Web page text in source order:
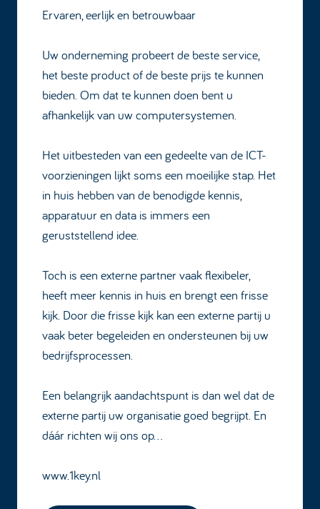
Ervaren, eerlijk en betrouwbaar
Uw onderneming probeert de beste service,
het beste product of de beste prijs te kunnen
bieden. Om dat te kunnen doen bent u
afhankelijk van uw computersystemen.
Het uitbesteden van een gedeelte van de ICT-
voorzieningen lijkt soms een moeilijke stap. Het
in huis hebben van de benodigde kennis,
apparatuur en data is immers een
geruststellend idee.
Toch is een externe partner vaak flexibeler,
heeft meer kennis in huis en brengt een frisse
kijk. Door die frisse kijk kan een externe partij u
vaak beter begeleiden en ondersteunen bij uw
bedrijfsprocessen.
Een belangrijk aandachtspunt is dan wel dat de
externe partij uw organisatie goed begrijpt. En
dáár richten wij ons op…
www.1key.nl